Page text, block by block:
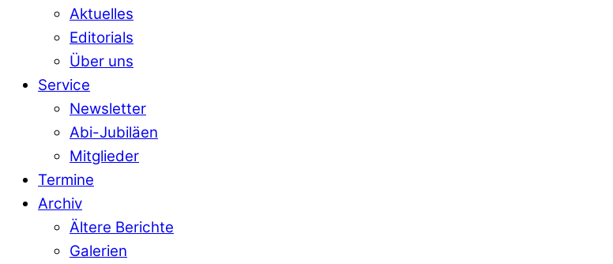
Aktuelles
Editorials
Über uns
Service
Newsletter
Abi-Jubiläen
Mitglieder
Termine
Archiv
Ältere Berichte
Galerien